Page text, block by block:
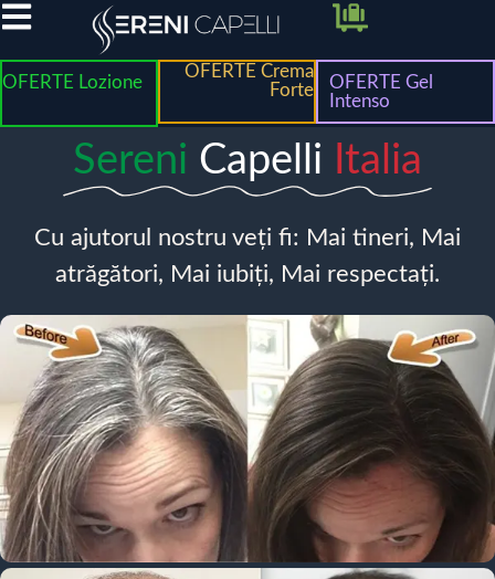
OFERTE Lozione
OFERTE Crema
Forte
OFERTE Gel
Intenso
Sereni Capelli Italia
Cu ajutorul nostru veți fi: Mai tineri, Mai
atrăgători, Mai iubiți, Mai respectați.